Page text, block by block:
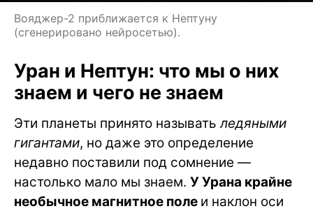
Вояджер-2 приближается к Нептуну
(сгенерировано нейросетью).
Уран и Нептун: что мы о них
знаем и чего не знаем
Эти планеты принято называтьледяными
гигантами, но даже это определение
недавно поставили под сомнение —
настолько мало мы знаем. У Урана крайне
необычное магнитное поле и наклон оси